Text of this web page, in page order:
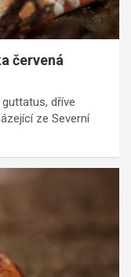
červená
dříve
ze Severní